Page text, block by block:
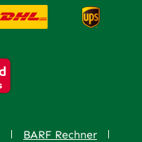
BARF Rechner